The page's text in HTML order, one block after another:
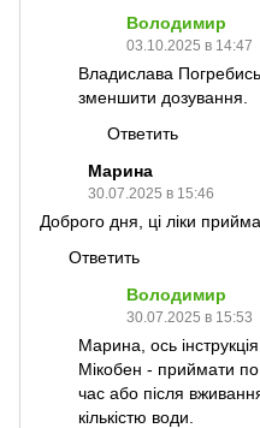
Володимир
03.10.2025 в 14:47
Владислава
зменшити дозування.
Ответить
Марина
30.07.2025 в 15:46
Доброго дня, ці ліки
Ответить
Володимир
30.07.2025 в 15:53
Марина, ось
Мікобен - приймати по
час або після
кількістю води.